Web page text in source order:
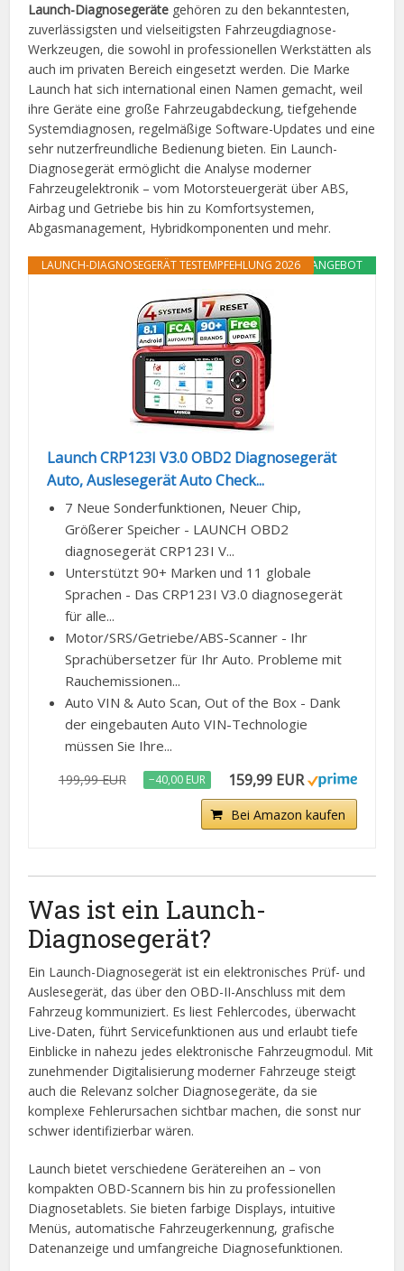
Launch-Diagnosegeräte gehören zu den bekanntesten,
zuverlässigsten und vielseitigsten Fahrzeugdiagnose-
Werkzeugen, die sowohl in professionellen Werkstätten als
auch im privaten Bereich eingesetzt werden. Die Marke
Launch hat sich international einen Namen gemacht, weil
ihre Geräte eine große Fahrzeugabdeckung, tiefgehende
Systemdiagnosen, regelmäßige Software-Updates und eine
sehr nutzerfreundliche Bedienung bieten. Ein Launch-
Diagnosegerät ermöglicht die Analyse moderner
Fahrzeugelektronik – vom Motorsteuergerät über ABS,
Airbag und Getriebe bis hin zu Komfortsystemen,
Abgasmanagement, Hybridkomponenten und mehr.
ANGEBOT
LAUNCH-DIAGNOSEGERÄT TESTEMPFEHLUNG 2026
Launch CRP123I V3.0 OBD2 Diagnosegerät
Auto, Auslesegerät Auto Check...
7 Neue Sonderfunktionen, Neuer Chip,
Größerer Speicher - LAUNCH OBD2
diagnosegerät CRP123I V...
Unterstützt 90+ Marken und 11 globale
Sprachen - Das CRP123I V3.0 diagnosegerät
für alle...
Motor/SRS/Getriebe/ABS-Scanner - Ihr
Sprachübersetzer für Ihr Auto. Probleme mit
Rauchemissionen...
Auto VIN & Auto Scan, Out of the Box - Dank
der eingebauten Auto VIN-Technologie
müssen Sie Ihre...
199,99 EUR −40,00 EUR 159,99 EUR
Bei Amazon kaufen
Was ist ein Launch-
Diagnosegerät?
Ein Launch-Diagnosegerät ist ein elektronisches Prüf- und
Auslesegerät, das über den OBD-II-Anschluss mit dem
Fahrzeug kommuniziert. Es liest Fehlercodes, überwacht
Live-Daten, führt Servicefunktionen aus und erlaubt tiefe
Einblicke in nahezu jedes elektronische Fahrzeugmodul. Mit
zunehmender Digitalisierung moderner Fahrzeuge steigt
auch die Relevanz solcher Diagnosegeräte, da sie
komplexe Fehlerursachen sichtbar machen, die sonst nur
schwer identifizierbar wären.
Launch bietet verschiedene Gerätereihen an – von
kompakten OBD-Scannern bis hin zu professionellen
Diagnosetablets. Sie bieten farbige Displays, intuitive
Menüs, automatische Fahrzeugerkennung, grafische
Datenanzeige und umfangreiche Diagnosefunktionen.